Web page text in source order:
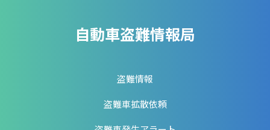
自動車盗難情報局
盗難情報
盗難車拡散依頼